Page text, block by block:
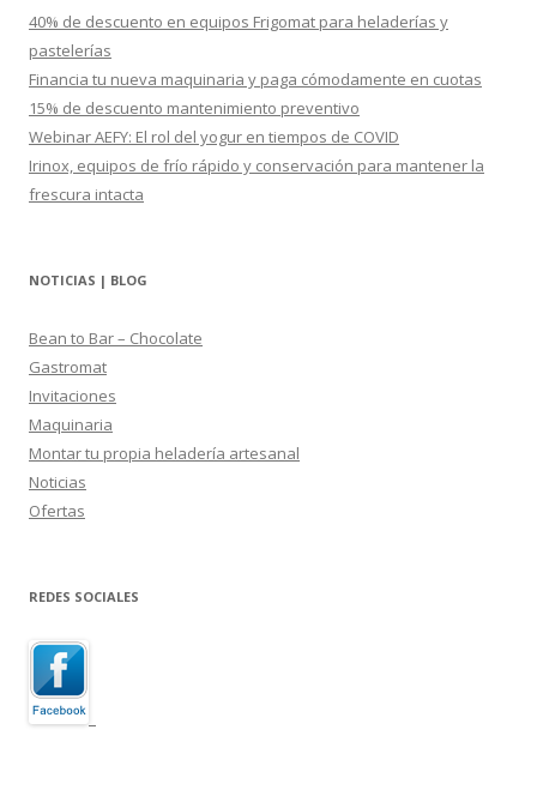
r
40% de descuento en equipos Frigomat para heladerías y
pastelerías
Financia tu nueva maquinaria y paga cómodamente en cuotas
15% de descuento mantenimiento preventivo
Webinar AEFY: El rol del yogur en tiempos de COVID
Irinox, equipos de frío rápido y conservación para mantener la
frescura intacta
NOTICIAS | BLOG
Bean to Bar – Chocolate
Gastromat
Invitaciones
Maquinaria
Montar tu propia heladería artesanal
Noticias
Ofertas
REDES SOCIALES